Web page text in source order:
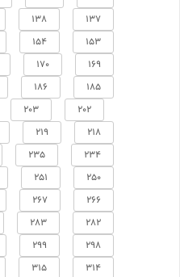
137
138
153
154
169
170
185
186
202
203
218
219
234
235
250
251
266
267
282
283
298
299
314
315